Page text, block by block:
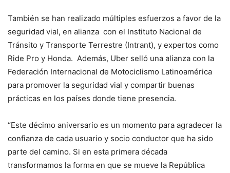
También se han realizado múltiples esfuerzos a favor de la
seguridad vial, en alianza con el Instituto Nacional de
Tránsito y Transporte Terrestre (Intrant), y expertos como
Ride Pro y Honda. Además, Uber selló una alianza con la
Federación Internacional de Motociclismo Latinoamérica
para promover la seguridad vial y compartir buenas
prácticas en los países donde tiene presencia.
“Este décimo aniversario es un momento para agradecer la
confianza de cada usuario y socio conductor que ha sido
parte del camino. Si en esta primera década
transformamos la forma en que se mueve la República